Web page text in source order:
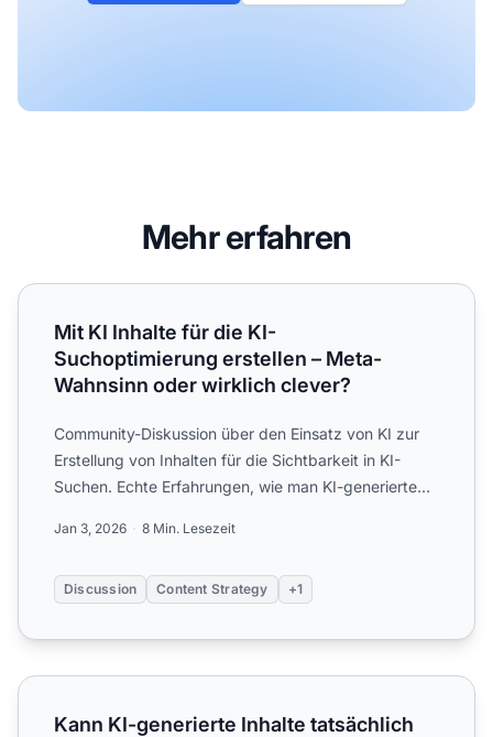
Mehr erfahren
Mit KI Inhalte für die KI-Suchoptimierung erstellen –
Mit KI Inhalte für die KI-
Suchoptimierung erstellen – Meta-
Wahnsinn oder wirklich clever?
Community-Diskussion über den Einsatz von KI zur
Erstellung von Inhalten für die Sichtbarkeit in KI-
Suchen. Echte Erfahrungen, wie man KI-generierte
Jan 3, 2026 8 Min. Lesezeit
Discussion Content Strategy +1
Kann KI-generierte Inhalte tatsächlich von KI-
Kann KI-generierte Inhalte tatsächlich